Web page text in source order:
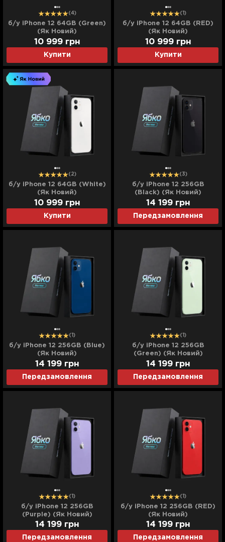
(4)
б/у iPhone 12 64GB (Green)
(Як Новий)
Купити
10 999 грн
(1)
б/у iPhone 12 64GB (RED)
(Як Новий)
Купити
10 999 грн
(2)
б/у iPhone 12 64GB (White)
(Як Новий)
Купити
10 999 грн
(3)
б/у iPhone 12 256GB
(Black) (Як Новий)
Передзамовлення
14 199 грн
(1)
б/у iPhone 12 256GB (Blue)
(Як Новий)
Передзамовлення
14 199 грн
(1)
б/у iPhone 12 256GB
(Green) (Як Новий)
Передзамовлення
14 199 грн
(1)
б/у iPhone 12 256GB
(Purple) (Як Новий)
Передзамовлення
14 199 грн
(1)
б/у iPhone 12 256GB (RED)
(Як Новий)
Передзамовлення
14 199 грн